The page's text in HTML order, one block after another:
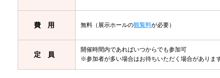
費用 無料（展示ホールの観覧料が必要）
定員
開催時間内であればいつからでも参加可
※参加者が多い場合はお待ちいただく場合がありま